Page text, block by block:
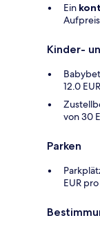
Ein
Kinder-
12.0
von 30
Parken
EUR